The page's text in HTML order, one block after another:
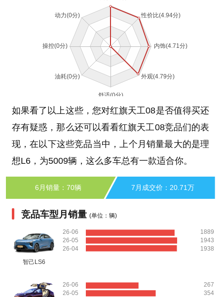
如果看了以上这些，您对红旗天工08是否值得买还
存有疑惑，那么还可以看看红旗天工08竞品们的表
现，在以下这些竞品当中，上个月销量最大的是理
想L6，为5009辆，这么多车总有一款适合你。
6月销量：70辆 7月成交价：20.71万
竞品车型月销量 (单位：辆)
智己LS6
26-06
26-05
26-04
1889
1943
1938
26-06
26-05
267
354